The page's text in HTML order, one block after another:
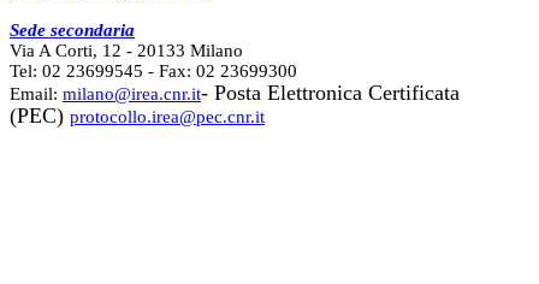
Sede secondaria
Via A Corti, 12 - 20133 Milano
Tel: 02 23699545 - Fax: 02 23699300
Email: milano@irea.cnr.it- Posta Elettronica Certificata
(PEC) protocollo.irea@pec.cnr.it